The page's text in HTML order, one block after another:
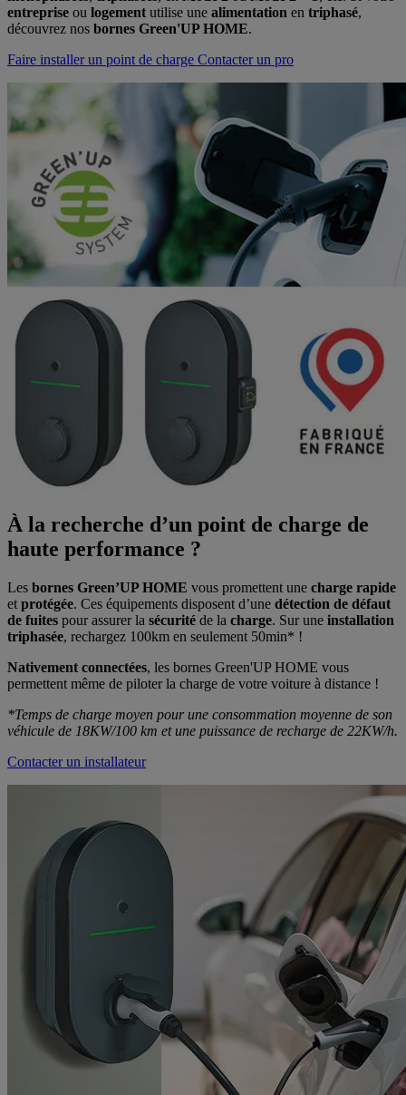
entreprise ou logement utilise une alimentation en triphasé,
découvrez nos bornes Green'UP HOME.
Faire installer un point de charge Contacter un pro
À la recherche d’un point de charge de
haute performance ?
Les bornes Green’UP HOME vous promettent une charge rapide
et protégée. Ces équipements disposent d’une détection de défaut
de fuites pour assurer la sécurité de la charge. Sur une installation
triphasée, rechargez 100km en seulement 50min* !
Nativement connectées, les bornes Green'UP HOME vous
permettent même de piloter la charge de votre voiture à distance !
*Temps de charge moyen pour une consommation moyenne de son
véhicule de 18KW/100 km et une puissance de recharge de 22KW/h.
Contacter un installateur